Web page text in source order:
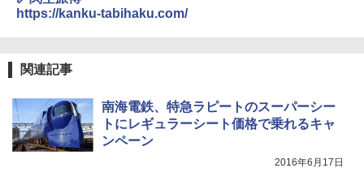
送
https://kanku-tabihaku.com/
関連記事
南海電鉄、特急ラピートのスーパーシー
トにレギュラーシート価格で乗れるキャ
ンペーン
2016年6月17日